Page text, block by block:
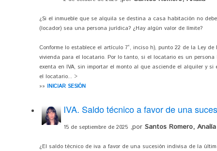
¿Si el inmueble que se alquila se destina a casa habitación no
(locador) sea una persona jurídica? ¿Hay algún valor de límite?
Conforme lo establece el artículo 7°, inciso h), punto 22 de la Ley
vivienda para el locatario. Por lo tanto, si el locatario es un
exenta en IVA, sin importar el monto al que asciende el alquiler y
el locatario... >
»» INICIAR SESIÓN
IVA. Saldo técnico a favor de una
15 de septiembre de 2025 ,por Santos Romero, Analía
¿El saldo técnico de iva a favor de una sucesión indivisa de la